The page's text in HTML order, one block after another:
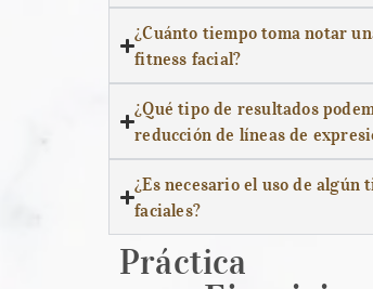
¿Cuánto tiempo toma notar
fitness facial?
¿Qué tipo de resultados
reducción de líneas de
¿Es necesario el uso de
faciales?
Práctica